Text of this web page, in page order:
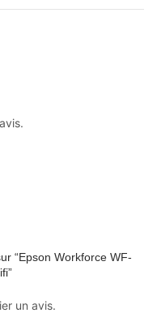
“Epson Workforce WF-
un avis.